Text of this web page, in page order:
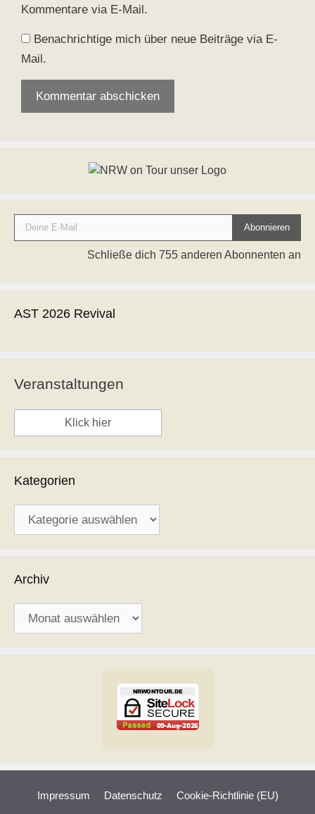
Kommentare via E-Mail.
Benachrichtige mich über neue Beiträge via E-
Mail.
Deine E-Mail
Abonnieren
Schließe dich 755 anderen Abonnenten an
AST 2026 Revival
Veranstaltungen
Klick hier
Kategorien
Archiv
Impressum Datenschutz Cookie-Richtlinie (EU)